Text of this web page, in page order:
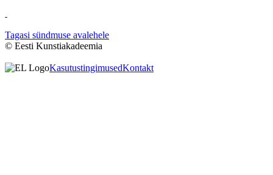
Tagasi sündmuse avalehele
© Eesti Kunstiakadeemia
KasutustingimusedKontakt